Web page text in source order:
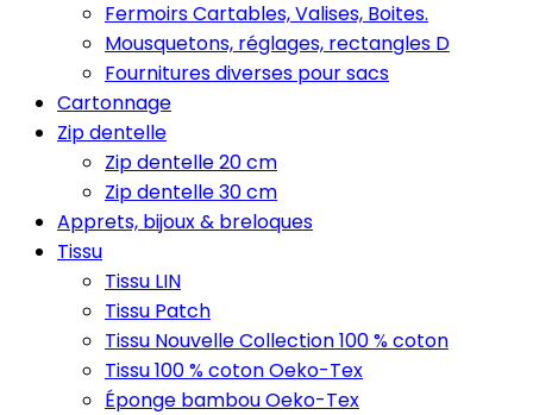
Fermoirs Cartables, Valises, Boites.
Mousquetons, réglages, rectangles D
Fournitures diverses pour sacs
Cartonnage
Zip dentelle
Zip dentelle 20 cm
Zip dentelle 30 cm
Apprets, bijoux & breloques
Tissu
Tissu LIN
Tissu Patch
Tissu Nouvelle Collection 100 % coton
Tissu 100 % coton Oeko-Tex
Éponge bambou Oeko-Tex